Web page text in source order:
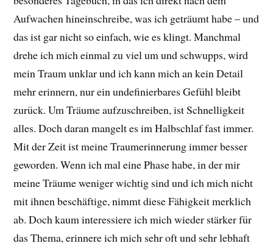
Aufwachen hineinschreibe, was ich geträumt habe – und
das ist gar nicht so einfach, wie es klingt. Manchmal
drehe ich mich einmal zu viel um und schwupps, wird
mein Traum unklar und ich kann mich an kein Detail
mehr erinnern, nur ein undefinierbares Gefühl bleibt
zurück. Um Träume aufzuschreiben, ist Schnelligkeit
alles. Doch daran mangelt es im Halbschlaf fast immer.
Mit der Zeit ist meine Traumerinnerung immer besser
geworden. Wenn ich mal eine Phase habe, in der mir
meine Träume weniger wichtig sind und ich mich nicht
mit ihnen beschäftige, nimmt diese Fähigkeit merklich
ab. Doch kaum interessiere ich mich wieder stärker für
das Thema, erinnere ich mich sehr oft und sehr lebhaft